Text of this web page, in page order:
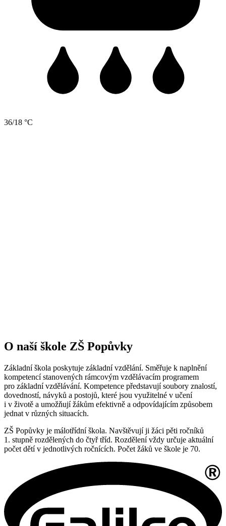
36/18 °C
O naší škole ZŠ Popůvky
Základní škola poskytuje základní vzdělání. Směřuje k naplnění
kompetencí stanovených rámcovým vzdělávacím programem
pro základní vzdělávání. Kompetence představují soubory znalostí,
dovedností, návyků a postojů, které jsou využitelné v učení
i v životě a umožňují žákům efektivně a odpovídajícím způsobem
jednat v různých situacích.
ZŠ Popůvky je málotřídní škola. Navštěvují ji žáci pěti ročníků
1. stupně rozdělených do čtyř tříd. Rozdělení vždy určuje aktuální
počet dětí v jednotlivých ročnících. Počet žáků ve škole je 70.